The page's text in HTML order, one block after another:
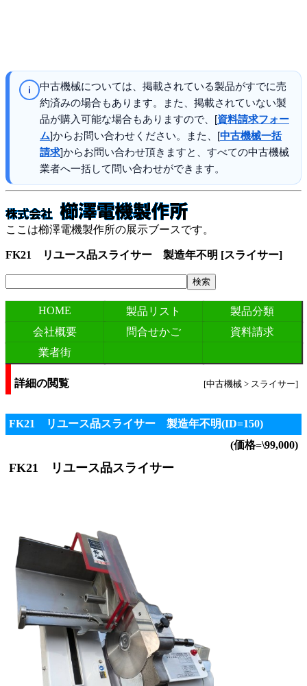
i
中古機械については、掲載されている製品がすでに売
約済みの場合もあります。また、掲載されていない製
品が購入可能な場合もありますので、[資料請求フォー
ム]からお問い合わせください。また、[中古機械一括
請求]からお問い合わせ頂きますと、すべての中古機械
業者へ一括して問い合わせができます。
ここは櫛澤電機製作所の展示ブースです。
FK21 リユース品スライサー 製造年不明 [スライサー]
HOME 製品リスト
製品分類
会社概要
問合せかご
資料請求
業者街
詳細の閲覧 [中古機械 > スライサー]
FK21 リユース品スライサー 製造年不明(ID=150)
(価格=\99,000)
FK21 リユース品スライサー